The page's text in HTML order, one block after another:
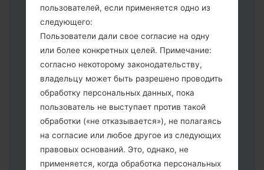
выберите HOME_CSC _ *** для
сохранения Ваших данных.
Теперь выключите устройство и
войдите в "Download" режим. Все
методы как это сделать:
Нажмите и удерживайте клавиши:
питание, громкости и Bixbi.
Нажмите и удерживайте клавиши:
регулировки громкости. Подключив
телефон к ПК используя USB кабель.
Нажмите и удерживайте клавиши:
питание, громкости и домой.
пользователей, если применяется одно из
следующего:
Пользователи дали свое согласие на одну
или более конкретных целей. Примечание:
согласно некоторому законодательству,
владельцу может быть разрешено проводить
обработку персональных данных, пока
пользователь не выступает против такой
обработки («не отказывается»), не полагаясь
на согласие или любое другое из следующих
правовых оснований. Это, однако, не
применяется, когда обработка персональных